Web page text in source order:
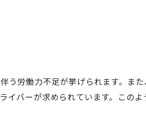
う労働力不足が挙げられます。ま
イバーが求められています。この